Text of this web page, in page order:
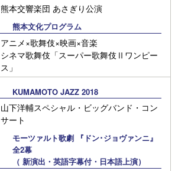
熊本交響楽団 あさぎり公演
熊本文化プログラム
アニメ×歌舞伎×映画×音楽
シネマ歌舞伎「スーパー歌舞伎Ⅱワンピー
ス」
KUMAMOTO JAZZ 2018
山下洋輔スペシャル・ビッグバンド・コン
サート
モーツァルト歌劇 『ドン･ジョヴァンニ』
全2幕
（ 新演出・英語字幕付・日本語上演）